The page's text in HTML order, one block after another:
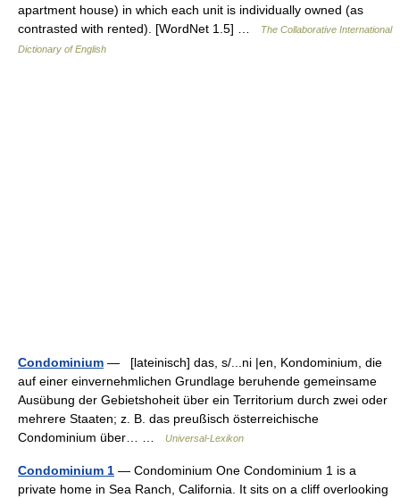
apartment house) in which each unit is individually owned (as
contrasted with rented). [WordNet 1.5] …
The Collaborative International
Dictionary of English
Condominium — [lateinisch] das, s/...ni |en, Kondominium, die
auf einer einvernehmlichen Grundlage beruhende gemeinsame
Ausübung der Gebietshoheit über ein Territorium durch zwei oder
mehrere Staaten; z. B. das preußisch österreichische
Condominium über… …
Universal-Lexikon
Condominium 1 — Condominium One Condominium 1 is a
private home in Sea Ranch, California. It sits on a cliff overlooking